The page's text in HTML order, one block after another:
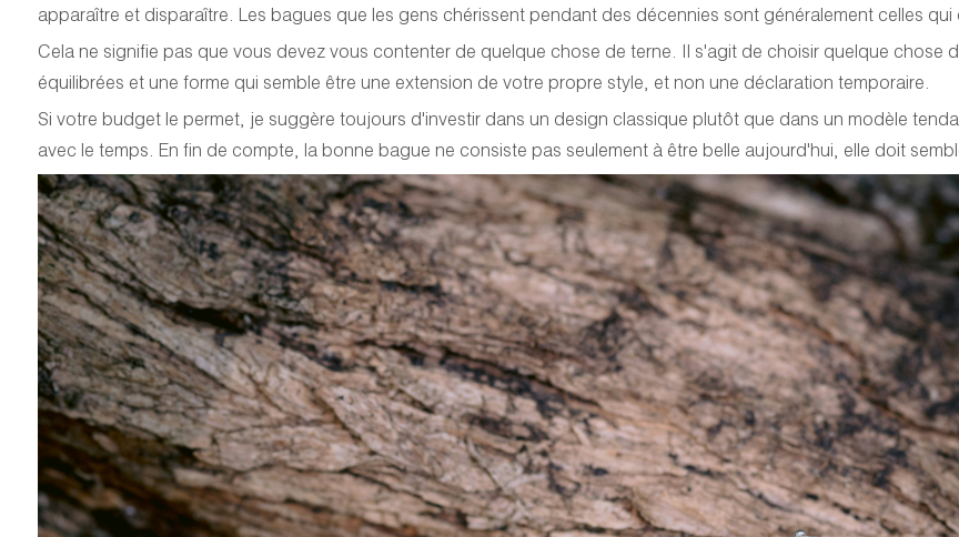
apparaître et disparaître. Les bagues que les gens chérissent pendant des décennies sont généralement celles
Cela ne signifie pas que vous devez vous contenter de quelque chose de terne. Il s'agit de choisir quelque chose
équilibrées et une forme qui semble être une extension de votre propre style, et non une déclaration temporaire.
Si votre budget le permet, je suggère toujours d'investir dans un design classique plutôt que dans un modèle
avec le temps. En fin de compte, la bonne bague ne consiste pas seulement à être belle aujourd'hui, elle doit